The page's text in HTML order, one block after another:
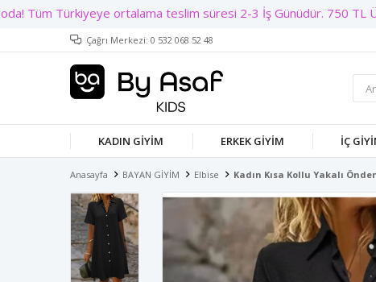
Çağrı Merkezi: 0 532 068 52 48
KADIN GIYIM ERKEK GIYIM İÇ
Anasayfa BAYAN GİYİM Elbise Kadın Kısa Kollu Yakalı